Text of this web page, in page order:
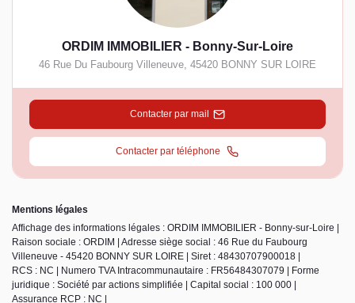
ORDIM IMMOBILIER - Bonny-Sur-Loire
46 Rue Du Faubourg Villeneuve 45420 BONNY SUR LOIRE
Contacter par mail
Contacter par téléphone
Mentions légales
Affichage des informations légales : ORDIM IMMOBILIER - Bonny-sur-Loire |
Raison sociale : ORDIM | Adresse siège social : 46 Rue du Faubourg
Villeneuve - 45420 BONNY SUR LOIRE | Siret : 48430707900018 |
RCS : NC | Numero TVA Intracommunautaire : FR56484307079 | Forme
juridique : Société par actions simplifiée | Capital social : 100 000 |
Assurance RCP : NC |